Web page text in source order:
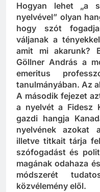
Hogyan lehet „a
nyelvével” olyan
hogy szót
váljanak a
amit mi akarunk?
Göllner András a
emeritus
tanulmányában. Az
A második fejezet
a nyelvét a Fidesz
gazdi hangja
nyelvének azokat
illetve titkait tárja
szófogadást és
magának odahaza
módszerét
közvélemény elől.